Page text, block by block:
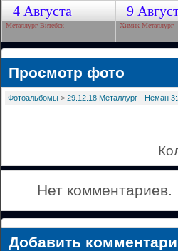
4 Августа 9
Металлург-Витебск Химик-Металлург
Просмотр фото
Фотоальбомы > 29.12.18 Металлург - Неман
Нет комментариев.
Добавить